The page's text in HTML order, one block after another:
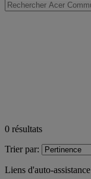
0 résultats
Trier par:
Liens d'auto-assistance